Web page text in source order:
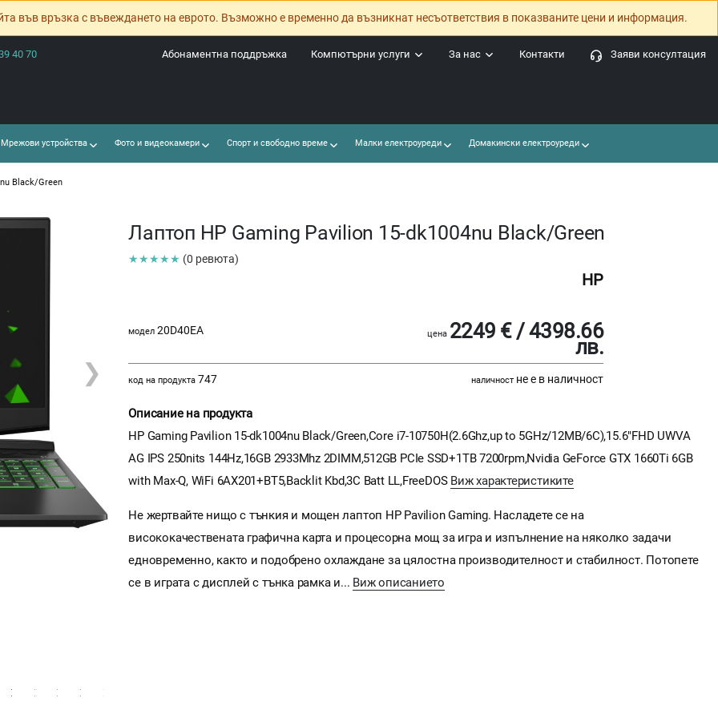
във връзка с въвеждането на еврото. Възможно е временно да възникнат несъответствия в показваните цени и информация.
40 70 Заяви консултация
Контакти
За нас
Компютърни услуги
Абонаментна поддръжка
устройства Фото и видеокамери Спорт и свободно време Малки електроуреди Домакински електроуреди
Black/Green
❯
Лаптоп HP Gaming Pavilion 15-dk1004nu Black/Green
★★★★★ (0 ревюта)
HP
модел 20D40EA цена 2249 € / 4398.66
лв.
код на продукта 747 наличност не е в наличност
Описание на продукта
HP Gaming Pavilion 15-dk1004nu Black/Green,Core i7-10750H(2.6Ghz,up to 5GHz/12MB/6C),15.6"FHD UWVA
AG IPS 250nits 144Hz,16GB 2933Mhz 2DIMM,512GB PCIe SSD+1TB 7200rpm,Nvidia GeForce GTX 1660Ti 6GB
with Max-Q, WiFi 6AX201+BT5,Backlit Kbd,3C Batt LL,FreeDOS Виж характеристиките
Не жертвайте нищо с тънкия и мощен лаптоп HP Pavilion Gaming. Насладете се на
висококачествената графична карта и процесорна мощ за игра и изпълнение на няколко задачи
едновременно, както и подобрено охлаждане за цялостна производителност и стабилност. Потопете
се в играта с дисплей с тънка рамка и... Виж описанието